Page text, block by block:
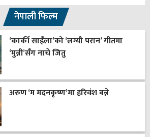
नेपाली फिल्म
‘कार्की साइँला’को ‘लग्यौ परान’ गीतमा
‘मुन्नी’सँग नाचे जितु
अरुण ‘म मदनकृष्ण’मा हरिवंश बन्ने